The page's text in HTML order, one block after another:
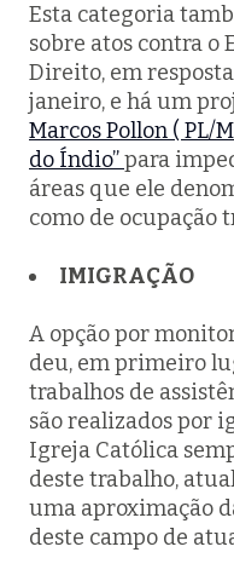
Esta categoria
sobre atos contra o
Direito, em
janeiro, e há um
Marcos Pollon ( PL/
do Índio”para
áreas que ele
como de ocupação
IMIGRAÇÃO
A opção por
deu, em primeiro
trabalhos de
são realizados por
Igreja Católica
deste trabalho,
uma aproximação
deste campo de